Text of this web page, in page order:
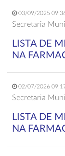
03/09/2025
Secretaria
LISTA DE
NA
02/07/2026
Secretaria
LISTA DE
NA